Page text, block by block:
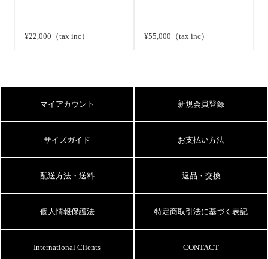
¥22,000（tax inc） ¥55,000（tax inc）
マイアカウント 新規会員登録
サイズガイド お支払い方法
配送方法・送料 返品・交換
個人情報保護法 特定商取引法に基づく表記
International Clients CONTACT